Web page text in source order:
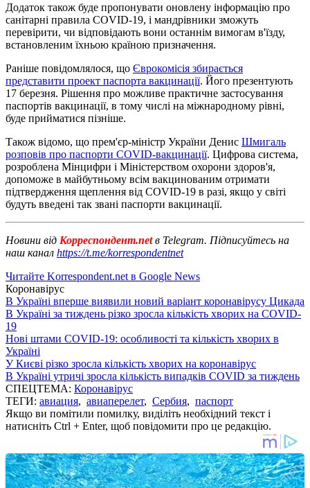
Додаток також буде пропонувати оновлену інформацію про
санітарні правила COVID-19, і мандрівники зможуть
перевірити, чи відповідають вони останнім вимогам в'їзду,
встановленим їхньою країною призначення.
Раніше повідомлялося, що Єврокомісія збирається
представити проект паспорта вакцинації. Його презентують
17 березня. Рішення про можливе практичне застосування
паспортів вакцинації, в тому числі на міжнародному рівні,
буде прийматися пізніше.
Також відомо, що прем'єр-міністр України Денис Шмигаль
розповів про паспорти COVID-вакцинації. Цифрова система,
розроблена Мінцифри і Міністерством охорони здоров'я,
допоможе в майбутньому всім вакцинованим отримати
підтвердження щеплення від COVID-19 в разі, якщо у світі
будуть введені так звані паспорти вакцинації.
Новини від Корреспондент.netв Telegram. Підписуйтесь на
наш канал https://t.me/korrespondentnet
Читайте Korrespondent.net в Google News
Коронавірус
В Україні вперше виявили новий варіант коронавірусу Цикада
В Україні за тиждень різко зросла кількість хворих на COVID-
19
Нові штами COVID-19: особливості та кількість хворих в
Україні
У Києві різко зросла кількість хворих на коронавірус
В Україні утричі зросла кількість випадків COVID за тиждень
СПЕЦТЕМА: Коронавірус
ТЕГИ: авиация, авиаперелет, Сербия, паспорт
Якщо ви помітили помилку, виділіть необхідний текст і
натисніть Ctrl + Enter, щоб повідомити про це редакцію.